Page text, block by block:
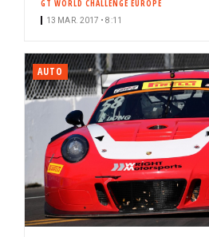
GT WORLD CHALLENGE EUROPE
13 MAR. 2017 • 8:11
AUTO